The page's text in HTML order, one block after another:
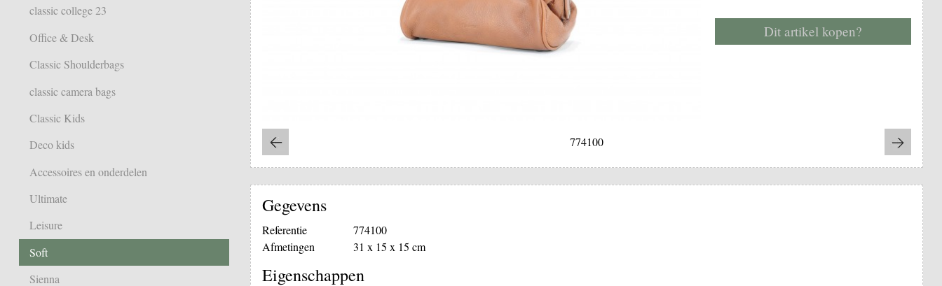
classic college 23
Office & Desk
Classic Shoulderbags
classic camera bags
Classic Kids
Deco kids
Accessoires en onderdelen
Ultimate
Leisure
Soft
Sienna
Dit artikel kopen?
774100
Gegevens
Referentie
774100
Afmetingen
31 x 15 x 15 cm
Eigenschappen